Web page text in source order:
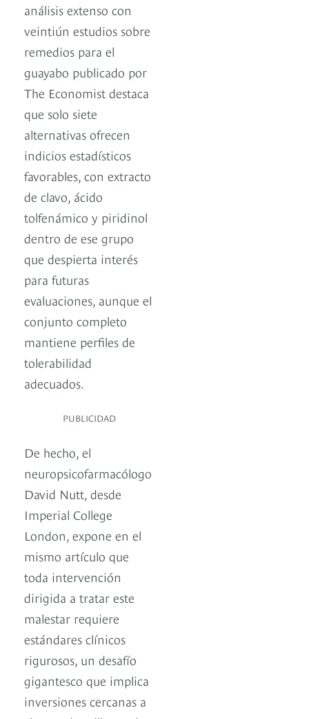
análisis extenso con
veintiún estudios sobre
remedios para el
guayabo publicado por
The Economist destaca
que solo siete
alternativas ofrecen
indicios estadísticos
favorables, con extracto
de clavo, ácido
tolfenámico y piridinol
dentro de ese grupo
que despierta interés
para futuras
evaluaciones, aunque el
conjunto completo
mantiene perfiles de
tolerabilidad
adecuados.
PUBLICIDAD
De hecho, el
neuropsicofarmacólogo
David Nutt, desde
Imperial College
London, expone en el
mismo artículo que
toda intervención
dirigida a tratar este
malestar requiere
estándares clínicos
rigurosos, un desafío
gigantesco que implica
inversiones cercanas a